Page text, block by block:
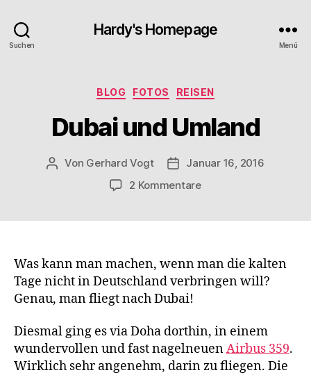
Suchen
Hardy's Homepage
Menü
Kategorien
BLOG FOTOS REISEN
Dubai und Umland
Beitragsautor
Von Gerhard Vogt Veröffentlichungsdatum
Januar 16, 2016
2 Kommentarezu
Was kann man machen, wenn man die kalten
Tage nicht in Deutschland verbringen will?
Genau, man fliegt nach Dubai!
Diesmal ging es via Doha dorthin, in einem
wundervollen und fast nagelneuenAirbus 359.
Wirklich sehr angenehm, darin zu fliegen. Die